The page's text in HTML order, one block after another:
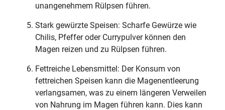
unangenehmem Rülpsen führen.
Stark gewürzte Speisen: Scharfe Gewürze wie
Chilis, Pfeffer oder Currypulver können den
Magen reizen und zu Rülpsen führen.
Fettreiche Lebensmittel: Der Konsum von
fettreichen Speisen kann die Magenentleerung
verlangsamen, was zu einem längeren Verweilen
von Nahrung im Magen führen kann. Dies kann